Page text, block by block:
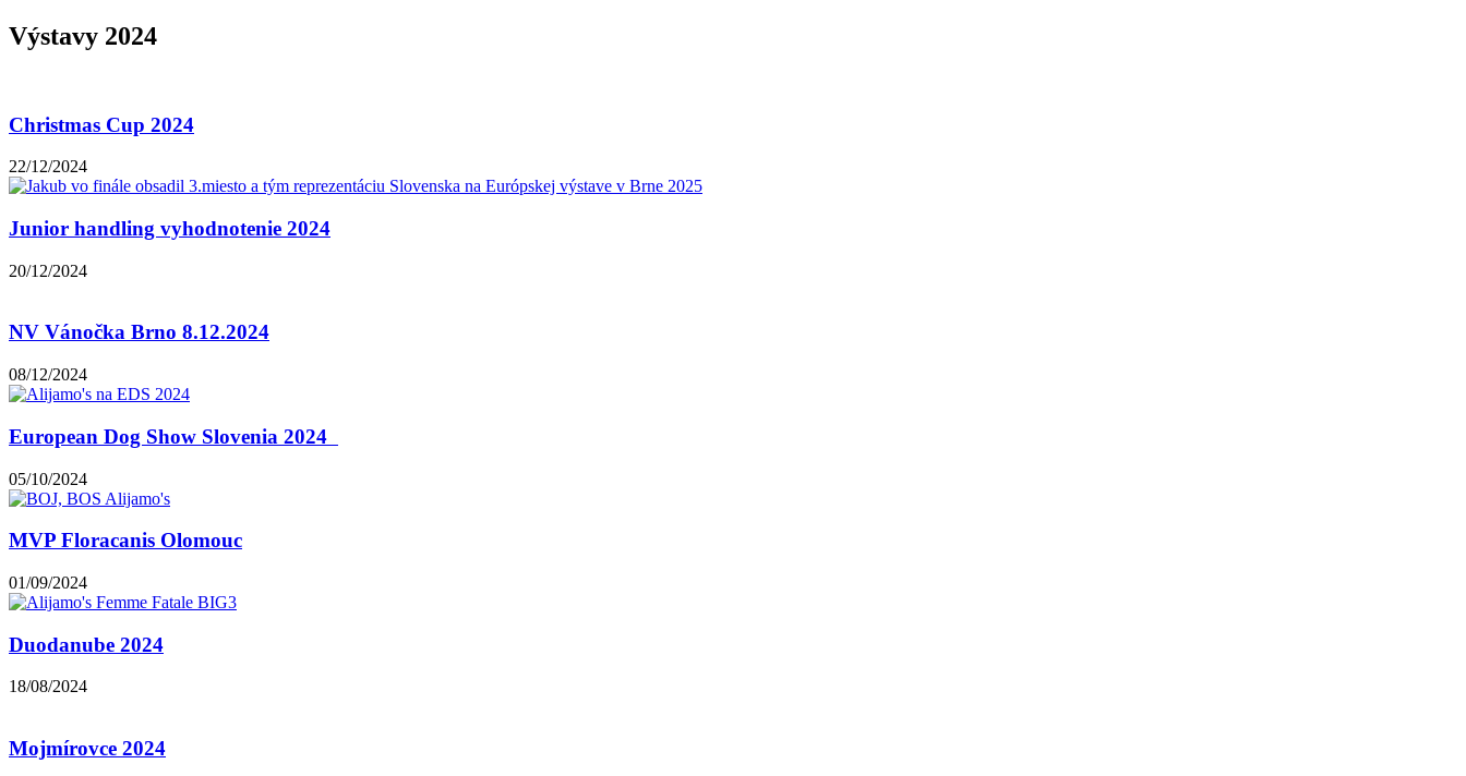
Výstavy 2024
Christmas Cup 2024
22/12/2024
Junior handling vyhodnotenie 2024
20/12/2024
NV Vánočka Brno 8.12.2024
08/12/2024
European Dog Show Slovenia 2024
05/10/2024
MVP Floracanis Olomouc
01/09/2024
Duodanube 2024
18/08/2024
Mojmírovce 2024